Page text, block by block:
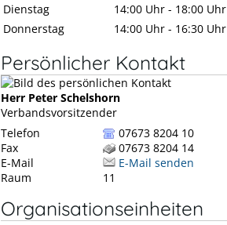
Dienstag
14:00 Uhr - 18:00 Uhr
Donnerstag
14:00 Uhr - 16:30 Uhr
Persönlicher Kontakt
Herr Peter Schelshorn
Verbandsvorsitzender
Telefon
07673 8204 10
Fax
07673 8204 14
E-Mail
E-Mail senden
Raum
11
Organisationseinheiten